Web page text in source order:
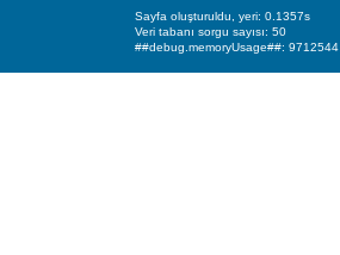
Sayfa oluşturuldu, yeri: 0.1357s
Veri tabanı sorgu sayısı: 50
##debug.memoryUsage##: 9712544